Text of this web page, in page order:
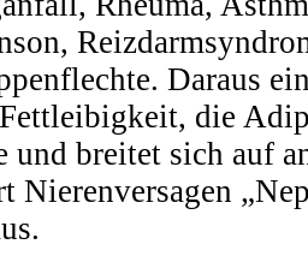
Daraus
die
und breitet sich auf
Nierenversagen